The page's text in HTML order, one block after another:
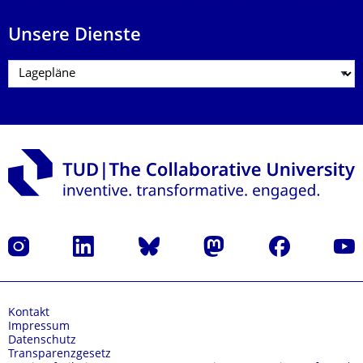
Unsere Dienste
Instagram LinkedIn Bluesky Mastodon Facebook
Kontakt
Impressum
Datenschutz
Transparenzgesetz